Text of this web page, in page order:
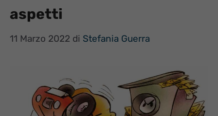
aspetti
11 Marzo 2022 di Stefania Guerra